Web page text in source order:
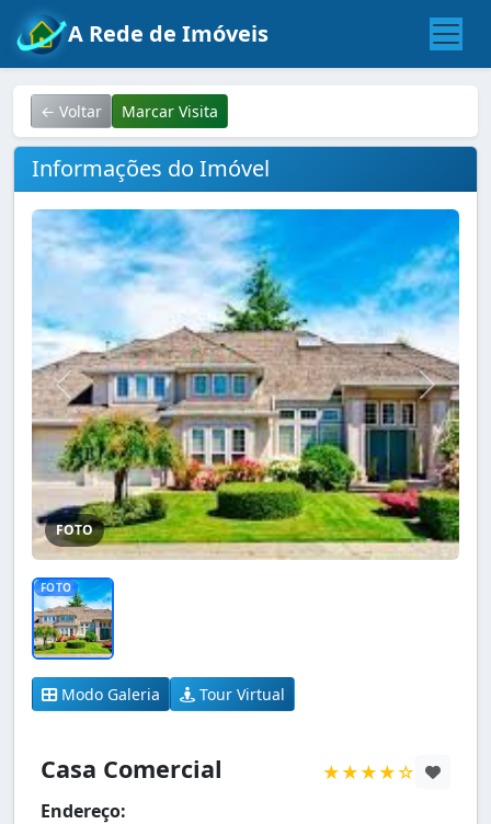
A Rede de Imóveis
← Voltar Marcar Visita
Informações do Imóvel
FOTO
FOTO
Modo Galeria Tour Virtual
Casa Comercial
★★★★☆
Endereço: